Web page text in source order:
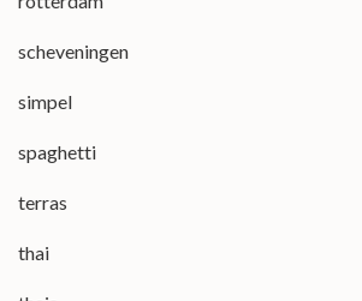
scheveningen
simpel
spaghetti
terras
thai